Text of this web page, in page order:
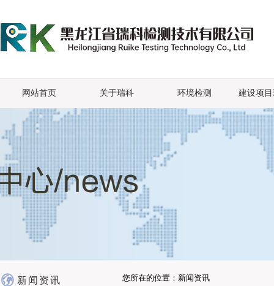
网站首页 关于瑞科 环境检测 建设项
新闻资讯 您所在的位置：新闻资讯